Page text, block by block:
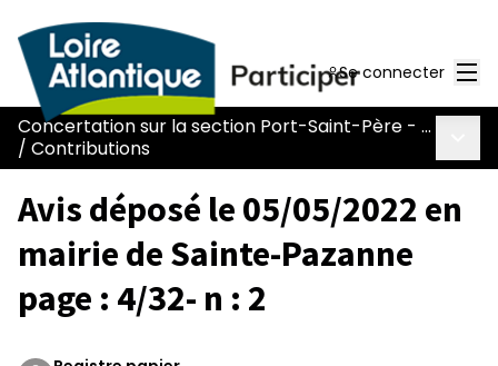
Se connecter
Concertation sur la section Port-Saint-Père - Le Pont Béranger de la route Nantes-Pornic
/ Contributions
Avis déposé le 05/05/2022 en
mairie de Sainte-Pazanne
page : 4/32- n : 2